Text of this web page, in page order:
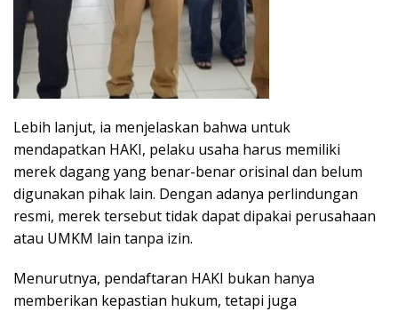
Lebih lanjut, ia menjelaskan bahwa untuk
mendapatkan HAKI, pelaku usaha harus memiliki
merek dagang yang benar-benar orisinal dan belum
digunakan pihak lain. Dengan adanya perlindungan
resmi, merek tersebut tidak dapat dipakai perusahaan
atau UMKM lain tanpa izin.
Menurutnya, pendaftaran HAKI bukan hanya
memberikan kepastian hukum, tetapi juga